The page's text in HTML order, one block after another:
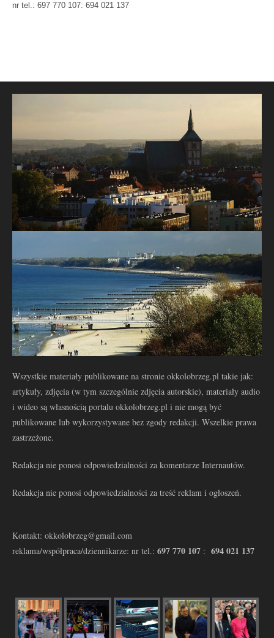
nr tel.: 697 770 107: 694 021 137
Wszystkie materiały publikowane na stronie okkolobrzeg.pl takie jak:
artykuły, zdjęcia (w tym szczególnie zdjęcia autorskie), materiały audio
i wideo są własnością portalu okkolobrzeg.pl i nie mogą być
publikowane lub wykorzystywane bez zgody redakcji. Wszelkie prawa
zastrzeżone.
Redakcja nie ponosi odpowiedzialności za komentarze Internautów.
Redakcja nie ponosi odpowiedzialności za treść reklam i ogłoszeń.
Kontakt: okkolobrzeg@gmail.com
reklama/współpraca/dziennikarze: nr tel.: 697 770 107 : 694 021 137